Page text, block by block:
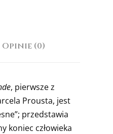
Opinie (0)
, pierwsze z
Prousta, jest
przedstawia
koniec człowieka